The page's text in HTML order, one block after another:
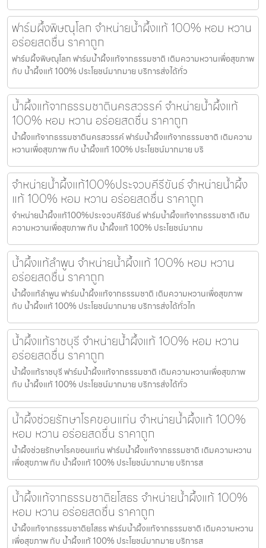
ฟาร์มผึ้งพิษณุโลก จำหน่ายน้ำผึ้งแท้ 100% หอม หวาน
อร่อยสดชื่น ราคาถูก
ฟาร์มผึ้งพิษณุโลก ฟาร์มน้ำผึ้งแท้จากธรรมชาติ เติมความหวานเพื่อสุขภาพ
กับ น้ำผึ้งแท้ 100% ประโยชน์มากมาย บริการส่งได้ทั่ว
น้ำผึ้งแท้จากธรรมชาตินครสวรรค์ จำหน่ายน้ำผึ้งแท้
100% หอม หวาน อร่อยสดชื่น ราคาถูก
น้ำผึ้งแท้จากธรรมชาตินครสวรรค์ ฟาร์มน้ำผึ้งแท้จากธรรมชาติ เติมความ
หวานเพื่อสุขภาพ กับ น้ำผึ้งแท้ 100% ประโยชน์มากมาย บริ
จำหน่ายน้ำผึ้งแท้100%ประจวบคีรีขันธ์ จำหน่ายน้ำผึ้ง
แท้ 100% หอม หวาน อร่อยสดชื่น ราคาถูก
จำหน่ายน้ำผึ้งแท้100%ประจวบคีรีขันธ์ ฟาร์มน้ำผึ้งแท้จากธรรมชาติ เติม
ความหวานเพื่อสุขภาพ กับ น้ำผึ้งแท้ 100% ประโยชน์มากม
น้ำผึ้งแท้ลำพูน จำหน่ายน้ำผึ้งแท้ 100% หอม หวาน
อร่อยสดชื่น ราคาถูก
น้ำผึ้งแท้ลำพูน ฟาร์มน้ำผึ้งแท้จากธรรมชาติ เติมความหวานเพื่อสุขภาพ
กับ น้ำผึ้งแท้ 100% ประโยชน์มากมาย บริการส่งได้ทั่วไท
น้ำผึ้งแท้ราชบุรี จำหน่ายน้ำผึ้งแท้ 100% หอม หวาน
อร่อยสดชื่น ราคาถูก
น้ำผึ้งแท้ราชบุรี ฟาร์มน้ำผึ้งแท้จากธรรมชาติ เติมความหวานเพื่อสุขภาพ
กับ น้ำผึ้งแท้ 100% ประโยชน์มากมาย บริการส่งได้ทั่ว
น้ำผึ้งช่วยรักษาโรคขอนแก่น จำหน่ายน้ำผึ้งแท้ 100%
หอม หวาน อร่อยสดชื่น ราคาถูก
น้ำผึ้งช่วยรักษาโรคขอนแก่น ฟาร์มน้ำผึ้งแท้จากธรรมชาติ เติมความหวาน
เพื่อสุขภาพ กับ น้ำผึ้งแท้ 100% ประโยชน์มากมาย บริการส
น้ำผึ้งแท้จากธรรมชาติยโสธร จำหน่ายน้ำผึ้งแท้ 100%
หอม หวาน อร่อยสดชื่น ราคาถูก
น้ำผึ้งแท้จากธรรมชาติยโสธร ฟาร์มน้ำผึ้งแท้จากธรรมชาติ เติมความหวาน
เพื่อสุขภาพ กับ น้ำผึ้งแท้ 100% ประโยชน์มากมาย บริการส